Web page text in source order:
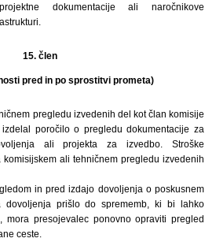
dokumentacije ali naročnikove
15. člen
pred in po sprostitvi prometa)
pregledu izvedenih del kot član komisije
poročilo o pregledu dokumentacije za
ali projekta za izvedbo. Stroške
ali tehničnem pregledu izvedenih
in pred izdajo dovoljenja o poskusnem
dovoljenja prišlo do sprememb, ki bi lahko
mora presojevalec ponovno opraviti pregled
ceste.